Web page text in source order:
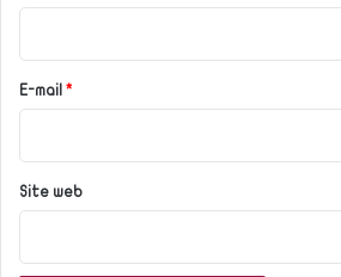
r
e
E-mail *
Site web